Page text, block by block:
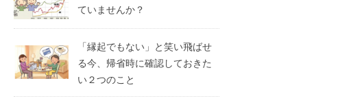
ていませんか？
「縁起でもない」と笑い飛ばせ
る今、帰省時に確認しておきた
い２つのこと